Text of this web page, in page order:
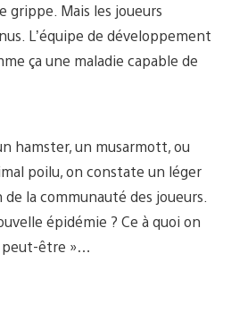
grippe. Mais les joueurs
L’équipe de développement
ça une maladie capable de
hamster, un musarmott, ou
poilu, on constate un léger
la communauté des joueurs.
épidémie ? Ce à quoi on
peut-être »…